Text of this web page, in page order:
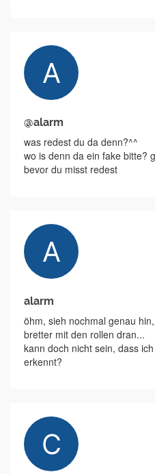
@alarm
was redest du da denn?^^
wo is denn da ein fake bitte?
bevor du misst redest
alarm
öhm, sieh nochmal genau
bretter mit den rollen dran...
kann doch nicht sein, dass
erkennt?